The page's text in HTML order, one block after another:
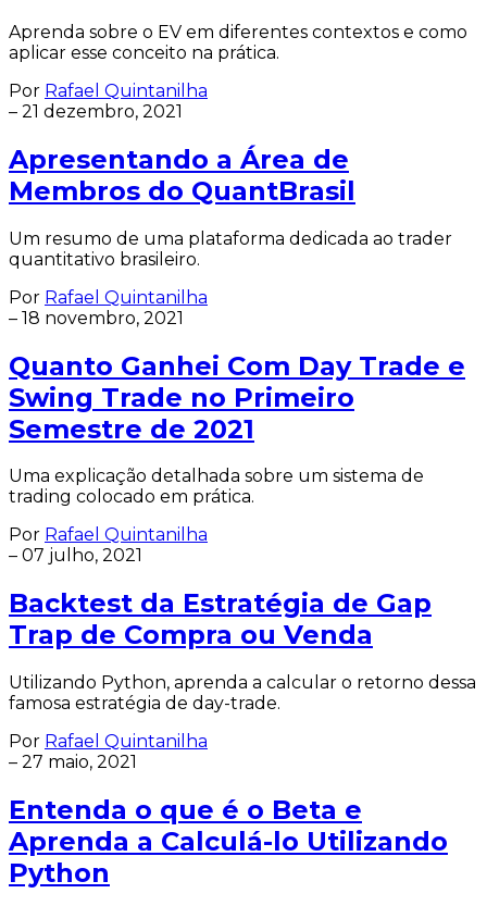
Aprenda sobre o EV em diferentes contextos e como
aplicar esse conceito na prática.
Por Rafael Quintanilha
– 21 dezembro, 2021
Apresentando a Área de
Membros do QuantBrasil
Um resumo de uma plataforma dedicada ao trader
quantitativo brasileiro.
Por Rafael Quintanilha
– 18 novembro, 2021
Quanto Ganhei Com Day Trade e
Swing Trade no Primeiro
Semestre de 2021
Uma explicação detalhada sobre um sistema de
trading colocado em prática.
Por Rafael Quintanilha
– 07 julho, 2021
Backtest da Estratégia de Gap
Trap de Compra ou Venda
Utilizando Python, aprenda a calcular o retorno dessa
famosa estratégia de day-trade.
Por Rafael Quintanilha
– 27 maio, 2021
Entenda o que é o Beta e
Aprenda a Calculá-lo Utilizando
Python